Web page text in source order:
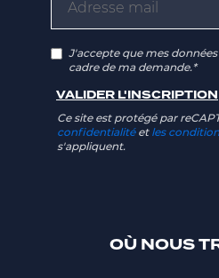
OÙ NOUS
J'accepte que mes
cadre de ma demande.*
Ce site est protégé par
confidentialitéet les
s'appliquent.